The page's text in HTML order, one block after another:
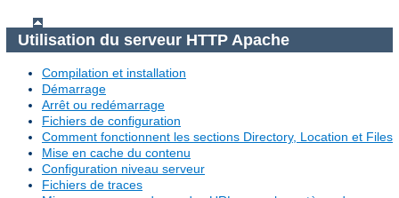
Utilisation du serveur HTTP Apache
Compilation et installation
Démarrage
Arrêt ou redémarrage
Fichiers de configuration
Comment fonctionnent les sections Directory, Location et Files
Mise en cache du contenu
Configuration niveau serveur
Fichiers de traces